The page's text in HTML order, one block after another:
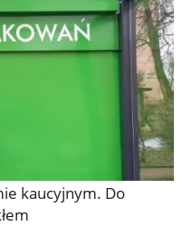
kaucyjnym. Do